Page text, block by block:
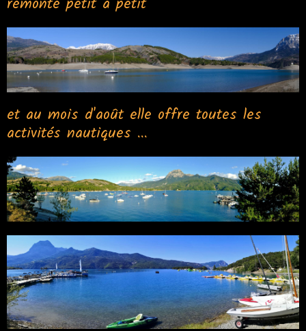
et au mois d'août elle offre toutes les
activités nautiques ...